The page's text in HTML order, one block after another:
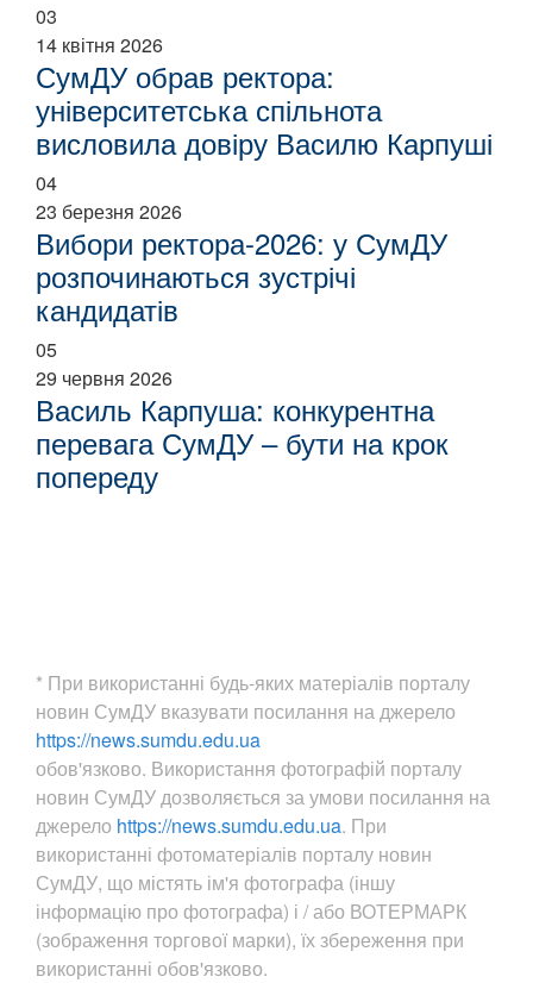
03
14 квітня 2026
СумДУ обрав ректора:
університетська спільнота
висловила довіру Василю Карпуші
04
23 березня 2026
Вибори ректора-2026: у СумДУ
розпочинаються зустрічі
кандидатів
05
29 червня 2026
Василь Карпуша: конкурентна
перевага СумДУ – бути на крок
попереду
* При використанні будь-яких матеріалів порталу
новин СумДУ вказувати посилання на джерело
https://news.sumdu.edu.ua
обов'язково. Використання фотографій порталу
новин СумДУ дозволяється за умови посилання на
джерело https://news.sumdu.edu.ua. При
використанні фотоматеріалів порталу новин
СумДУ, що містять ім'я фотографа (іншу
інформацію про фотографа) і / або ВОТЕРМАРК
(зображення торгової марки), їх збереження при
використанні обов'язково.